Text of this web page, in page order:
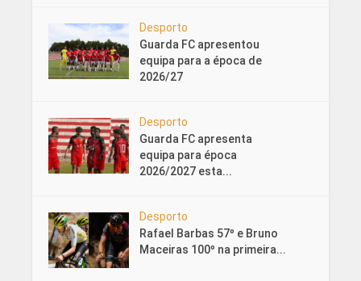
Desporto
Guarda FC apresentou
equipa para a época de
2026/27
Desporto
Guarda FC apresenta
equipa para época
2026/2027 esta...
Desporto
Rafael Barbas 57º e Bruno
Maceiras 100º na primeira...